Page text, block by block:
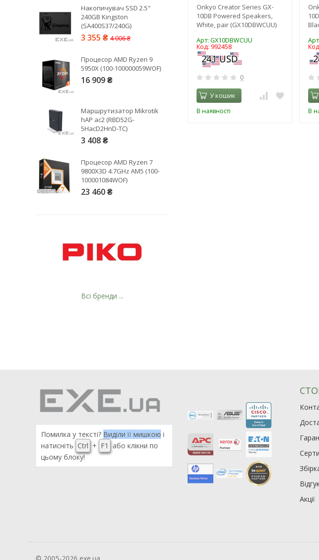
Onkyo Creator Series GX-
10DB Powered Speakers,
White, pair (GX10DBWCUU)
Арт: GX10DBWCUU
Код: 992458
0
У кошик
В наявності В
Рейтинг EXE.ua: 4.6
974
90
19
63
Накопичувач SSD 2.5"
240GB Kingston
(SA400S37/240G)
3 355 ₴ 4 006 ₴
Процесор AMD Ryzen 9
5950X (100-100000059WOF)
16 909 ₴
Маршрутизатор Mikrotik
hAP ac2 (RBD52G-
5HacD2HnD-TC)
3 408 ₴
Процесор AMD Ryzen 7
9800X3D 4.7GHz AM5 (100-
100001084WOF)
23 460 ₴
Всі бренди ...
Помилка у тексті? Виділи її мишкою і
натисніть Ctrl + F1
або клікни по
цьому блоку!
Акції